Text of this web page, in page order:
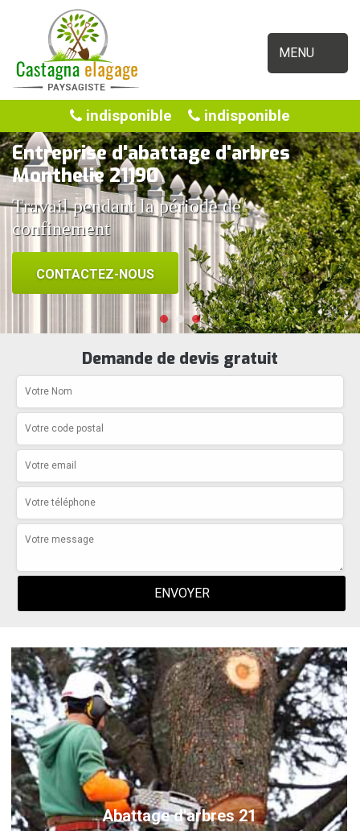
MENU
indisponible indisponible
Entreprise d'abattage d'arbres
Monthelie 21190
Travail pendant la période de
confinement
CONTACTEZ-NOUS
Demande de devis gratuit
Abattage d'arbres 21